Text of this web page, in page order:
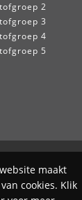
2
3
4
5
maakt
cookies. Klik